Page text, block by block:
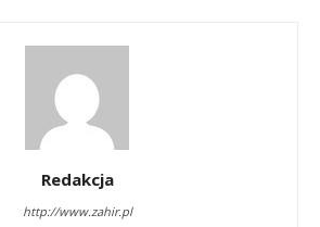
Redakcja
http://www.zahir.pl